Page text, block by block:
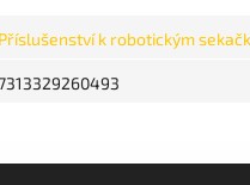
Příslušenství k robotickým